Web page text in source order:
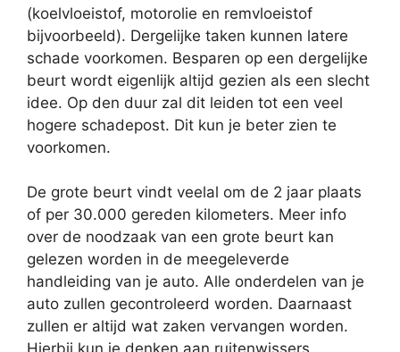
(koelvloeistof, motorolie en remvloeistof
bijvoorbeeld). Dergelijke taken kunnen latere
schade voorkomen. Besparen op een dergelijke
beurt wordt eigenlijk altijd gezien als een slecht
idee. Op den duur zal dit leiden tot een veel
hogere schadepost. Dit kun je beter zien te
voorkomen.
De grote beurt vindt veelal om de 2 jaar plaats
of per 30.000 gereden kilometers. Meer info
over de noodzaak van een grote beurt kan
gelezen worden in de meegeleverde
handleiding van je auto. Alle onderdelen van je
auto zullen gecontroleerd worden. Daarnaast
zullen er altijd wat zaken vervangen worden.